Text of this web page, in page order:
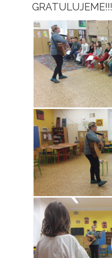
GRATULUJEME!!!